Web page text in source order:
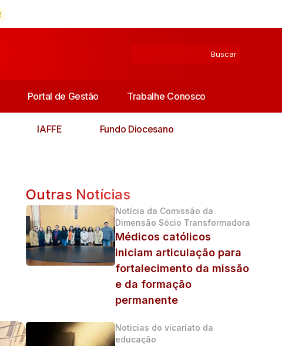
Portal de Gestão Trabalhe Conosco
IAFFE Fundo Diocesano
Outras Notícias
Notícia da Comissão da
Dimensão Sócio Transformadora
Médicos católicos
iniciam articulação para
fortalecimento da missão
e da formação
permanente
Noticias do vicariato da
educação